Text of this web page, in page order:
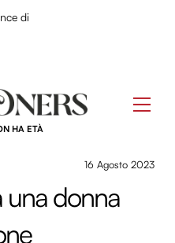
di
HA ETÀ
16 Agosto 2023
una donna